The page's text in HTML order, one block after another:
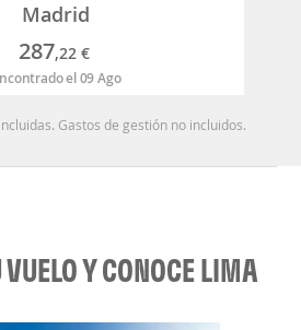
Madrid
287,22 €
el 09 Ago
Gastos de gestión no incluidos.
Y CONOCE LIMA